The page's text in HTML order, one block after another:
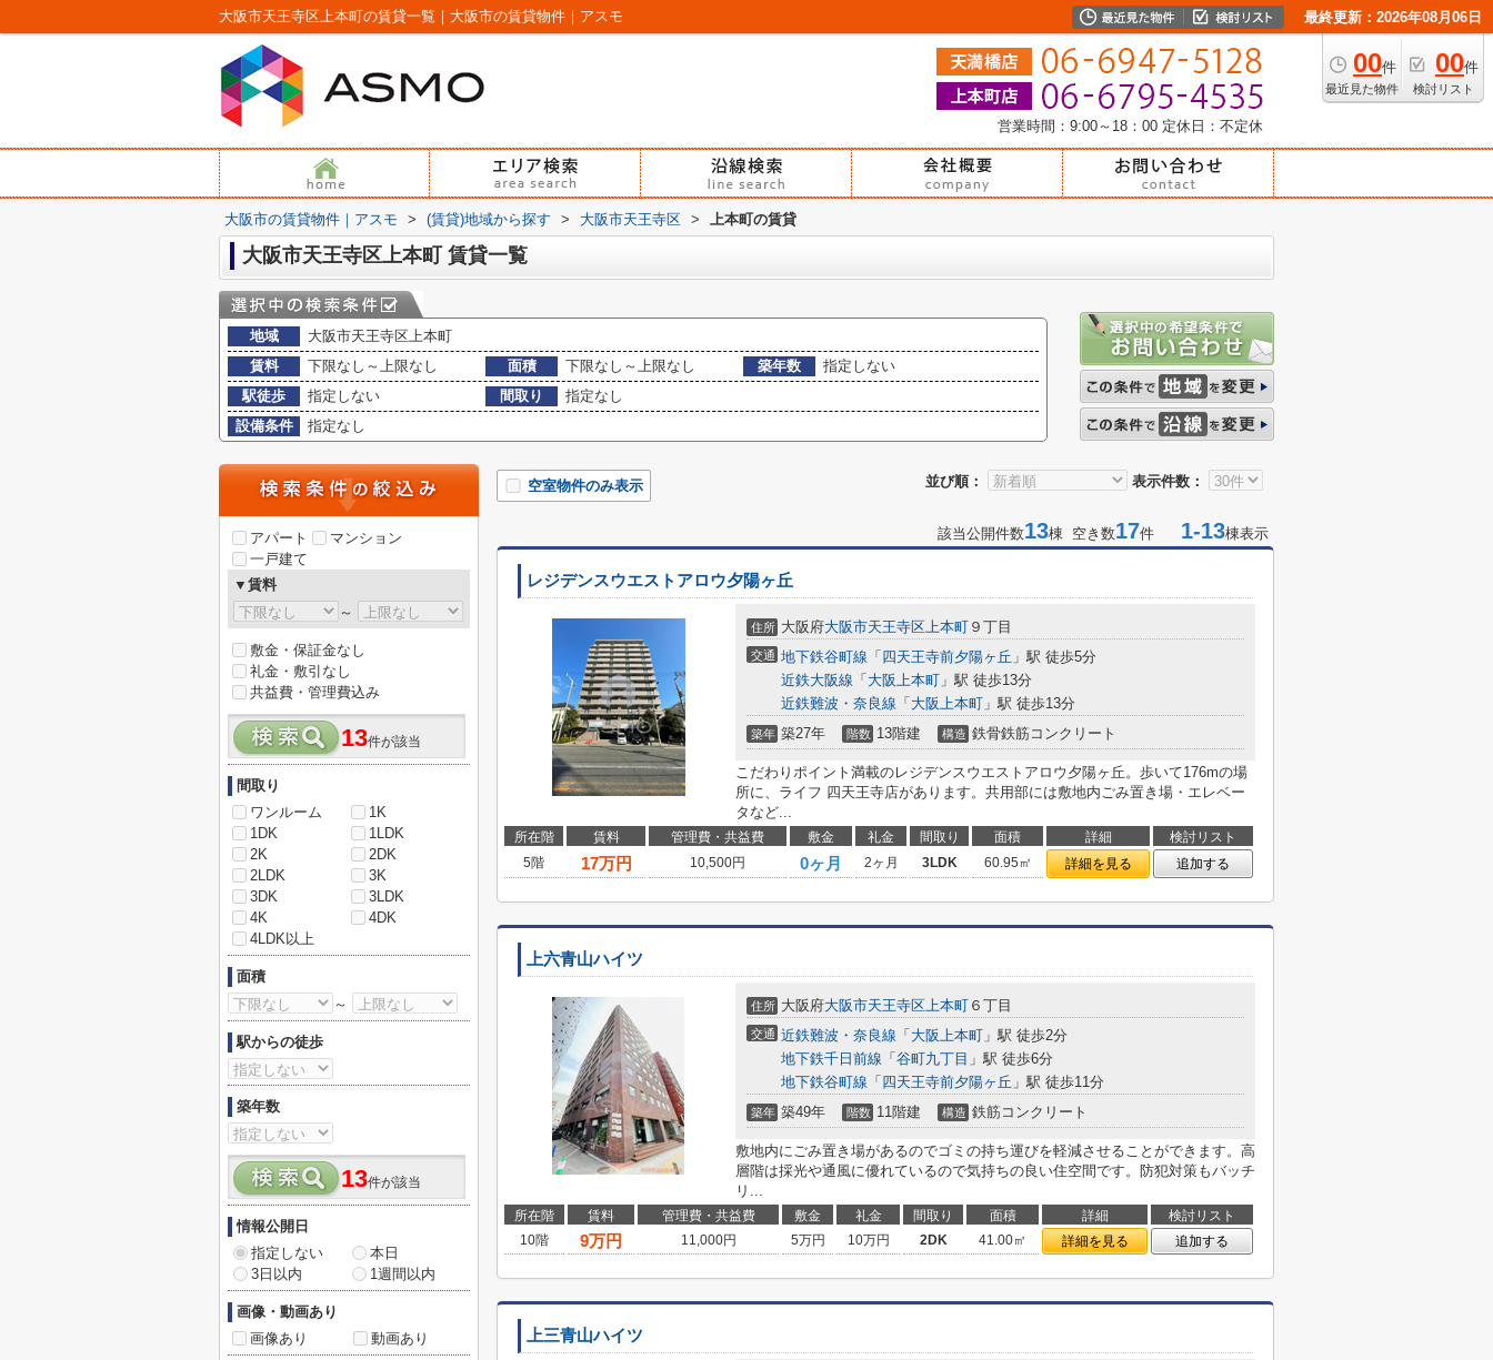
大阪市天王寺区上本町の賃貸一覧｜大阪市の賃貸物件｜アスモ 最終更新：2026年08月06日
00件
最近見た物件
00件
検討リスト
営業時間：9:00～18：00 定休日：不定休
大阪市の賃貸物件｜アスモ > (賃貸)地域から探す > 大阪市天王寺区 > 上本町の賃貸
大阪市天王寺区上本町 賃貸一覧
地域
大阪市天王寺区上本町
賃料
下限なし～上限なし 面積 下限なし～上限なし 築年数
指定しない
駅徒歩
指定しない 間取り
指定なし
設備条件
指定なし
並び順： 表示件数：
空室物件のみ表示
該当公開件数13棟 空き数17件 1-13棟表示
レジデンスウエストアロウ夕陽ヶ丘
住所 大阪府大阪市天王寺区上本町 ９丁目
交通 地下鉄谷町線 「 四天王寺前夕陽ヶ丘 」駅 徒歩5分
近鉄大阪線 「 大阪上本町 」駅 徒歩13分
近鉄難波・奈良線 「 大阪上本町 」駅 徒歩13分
築年 築27年 階数 13階建 構造 鉄骨鉄筋コンクリート
こだわりポイント満載のレジデンスウエストアロウ夕陽ヶ丘。歩いて176mの場
所に、ライフ 四天王寺店があります。共用部には敷地内ごみ置き場・エレベー
タなど...
所在階 賃料 管理費・共益費 敷金 礼金 間取り 面積 詳細
検討リスト
5階
17万円 10,500円 0ヶ月 2ヶ月 3LDK 60.95㎡ 詳細を見る 追加する
上六青山ハイツ
住所 大阪府大阪市天王寺区上本町 ６丁目
交通 近鉄難波・奈良線 「 大阪上本町 」駅 徒歩2分
地下鉄千日前線 「 谷町九丁目 」駅 徒歩6分
地下鉄谷町線 「 四天王寺前夕陽ヶ丘 」駅 徒歩11分
築年 築49年 階数 11階建 構造 鉄筋コンクリート
敷地内にごみ置き場があるのでゴミの持ち運びを軽減させることができます。高
層階は採光や通風に優れているので気持ちの良い住空間です。防犯対策もバッチ
リ...
所在階 賃料 管理費・共益費 敷金 礼金 間取り 面積 詳細
検討リスト
10階
9万円 11,000円 5万円 10万円 2DK 41.00㎡ 詳細を見る 追加する
上三青山ハイツ
アパート
マンション
一戸建て
▼賃料
～
敷金・保証金なし
礼金・敷引なし
共益費・管理費込み
13件が該当
間取り
ワンルーム
1K
1DK
1LDK
2K
2DK
2LDK
3K
3DK
3LDK
4K
4DK
4LDK以上
面積
～
駅からの徒歩
築年数
13件が該当
情報公開日
指定しない
本日
3日以内
1週間以内
画像・動画あり
画像あり
動画あり